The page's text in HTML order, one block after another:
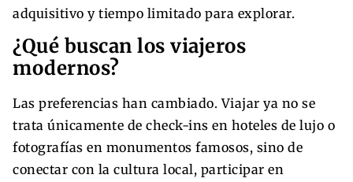
adquisitivo y tiempo limitado para explorar.
¿Qué buscan los viajeros
modernos?
Las preferencias han cambiado. Viajar ya no se
trata únicamente de check-ins en hoteles de lujo o
fotografías en monumentos famosos, sino de
conectar con la cultura local, participar en